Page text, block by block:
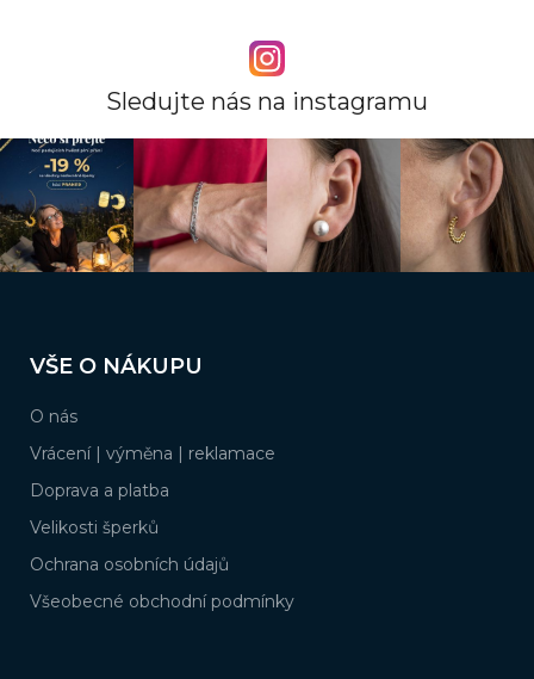
i
s
u
Sledujte nás na instagramu
pVŠE O NÁKUPU
O nás
Vrácení | výměna | reklamace
Doprava a platba
Velikosti šperků
Ochrana osobních údajů
Všeobecné obchodní podmínky